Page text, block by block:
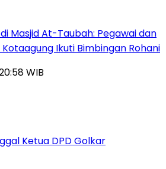
Masjid At-Taubah: Pegawai dan
Ikuti Bimbingan Rohani
WIB
Ketua DPD Golkar